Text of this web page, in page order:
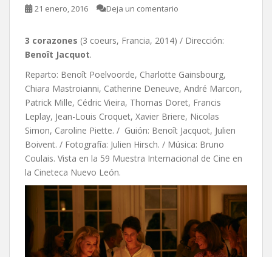
21 enero, 2016 Deja un comentario
3 corazones (3 coeurs, Francia, 2014) / Dirección:
Benoît Jacquot.
Reparto: Benoît Poelvoorde, Charlotte Gainsbourg,
Chiara Mastroianni, Catherine Deneuve, André Marcon,
Patrick Mille, Cédric Vieira, Thomas Doret, Francis
Leplay, Jean-Louis Croquet, Xavier Briere, Nicolas
Simon, Caroline Piette. / Guión: Benoît Jacquot, Julien
Boivent. / Fotografía: Julien Hirsch. / Música: Bruno
Coulais. Vista en la 59 Muestra Internacional de Cine en
la Cineteca Nuevo León.